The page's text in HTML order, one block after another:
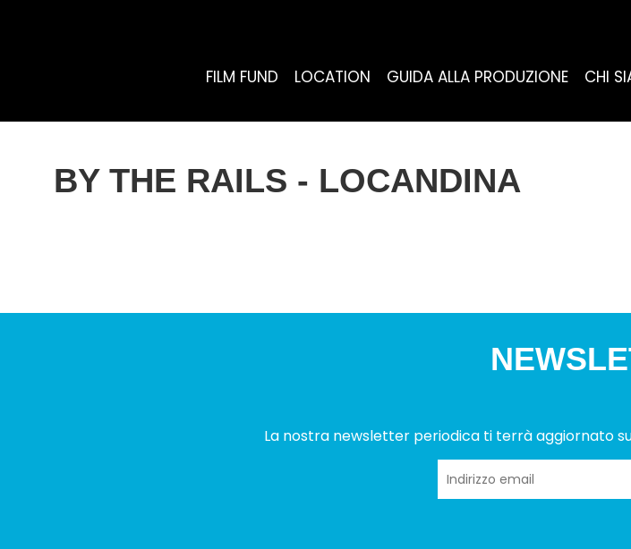
FILM FUND LOCATION GUIDA ALLA PRODUZIONE CHI
BY THE RAILS - LOCANDINA
La nostra newsletter periodica ti terrà aggiornato